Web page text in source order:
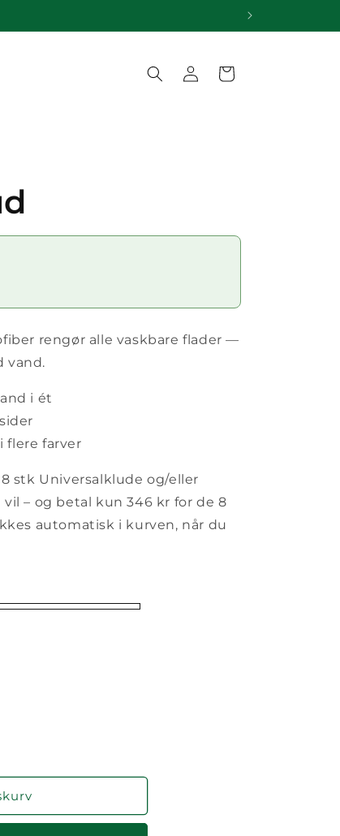
Log
ind
Indkøbskurv
rengør alle vaskbare flader —
vand.
i ét
flere farver
stk Universalklude og/eller
– og betal kun 346 kr for de 8
automatisk i kurven, når du